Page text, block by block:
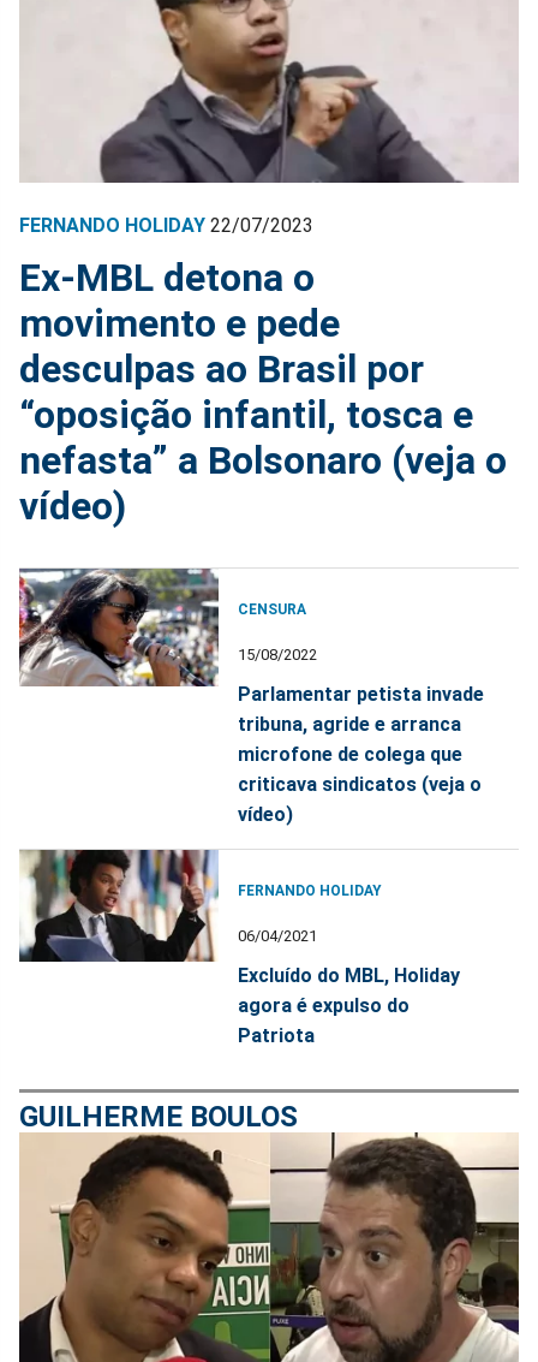
FERNANDO HOLIDAY 22/07/2023
Ex-MBL detona o
movimento e pede
desculpas ao Brasil por
“oposição infantil, tosca e
nefasta” a Bolsonaro (veja o
vídeo)
CENSURA
15/08/2022
Parlamentar petista invade
tribuna, agride e arranca
microfone de colega que
criticava sindicatos (veja o
vídeo)
FERNANDO HOLIDAY
06/04/2021
Excluído do MBL, Holiday
agora é expulso do
Patriota
GUILHERME BOULOS